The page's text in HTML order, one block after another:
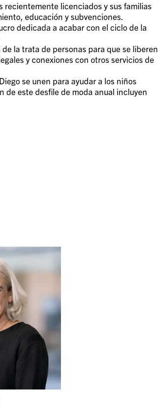
recientemente licenciados y sus familias
educación y subvenciones.
dedicada a acabar con el ciclo de la
la trata de personas para que se liberen
y conexiones con otros servicios de
se unen para ayudar a los niños
de este desfile de moda anual incluyen